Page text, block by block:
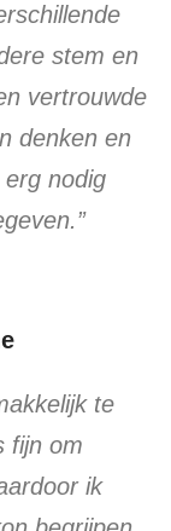
stem en
vertrouwde
denken en
nodig
te
fijn om
ik